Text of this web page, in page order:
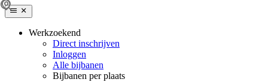
Werkzoekend
Direct inschrijven
Inloggen
Alle bijbanen
Bijbanen per plaats